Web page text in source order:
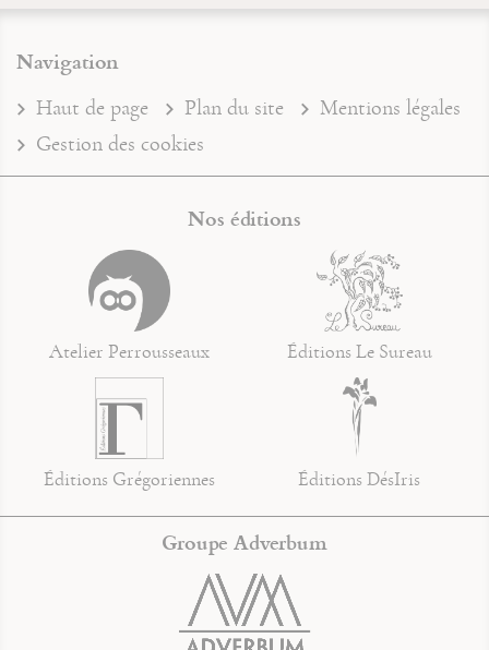
Navigation
Haut de page Plan du site
Mentions légales
Gestion des cookies
Nos éditions
Atelier Perrousseaux Éditions Le Sureau
Éditions Grégoriennes Éditions DésIris
Groupe Adverbum